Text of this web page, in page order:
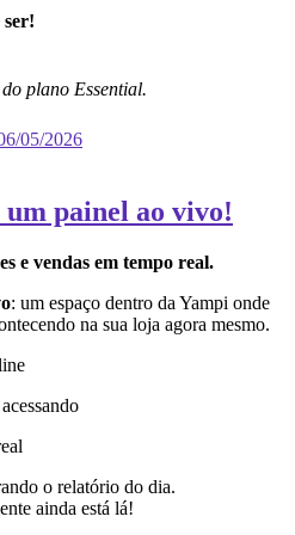
ser!
plano Essential.
05/2026
painel ao vivo!
e vendas em tempo real.
: um espaço dentro da Yampi onde
na sua loja agora mesmo.
o relatório do dia.
ainda está lá!